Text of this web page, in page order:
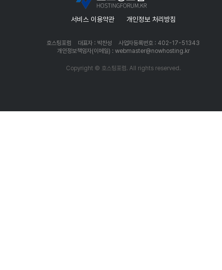
서비스 이용약관 개인정보 처리방침
호스팅포럼 대표자 : 박찬성
사업자등록번호 : 402-17-51343
개인정보책임자(이메일) : webmaster@nowhosting.kr
Copyright © 호스팅포럼. All rights reserved.